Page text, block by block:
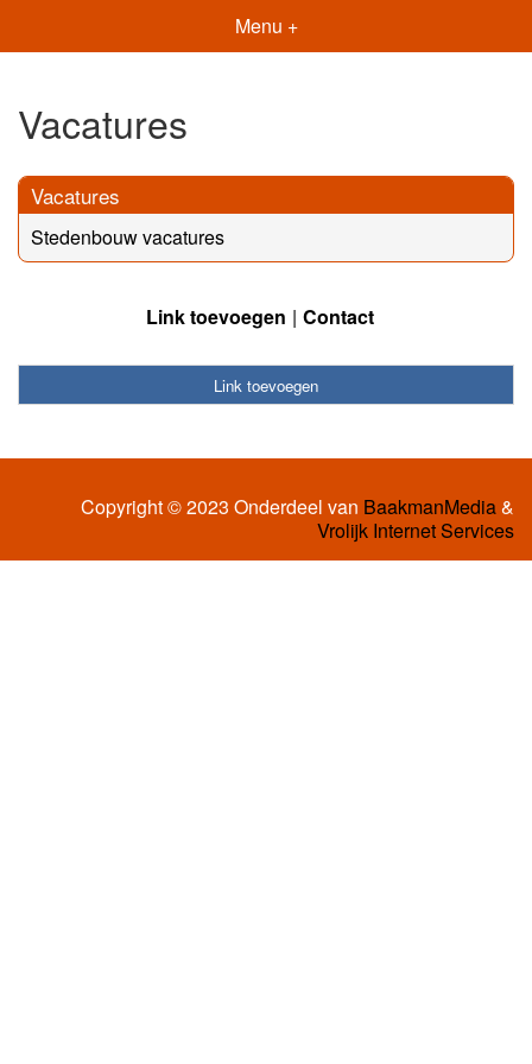
Menu +
Vacatures
Vacatures
Stedenbouw vacatures
Link toevoegen Contact
Link toevoegen
Copyright © 2023 Onderdeel van BaakmanMedia&
Vrolijk Internet Services